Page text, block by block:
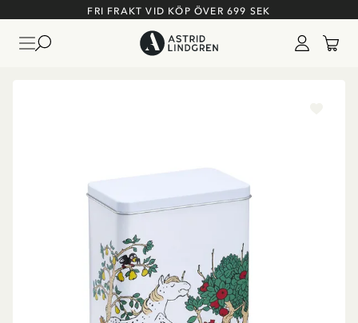
FRI FRAKT VID KÖP ÖVER 699 SEK